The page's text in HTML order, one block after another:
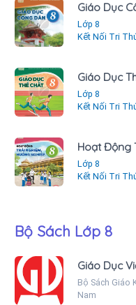
Giáo Dục
Lớp 8
Kết Nối Tri
Giáo Dục
Lớp 8
Kết Nối Tri
Hoạt Động
Lớp 8
Kết Nối Tri
Bộ Sách Lớp 8
Giáo Dục
Bộ Sách Giáo
Nam